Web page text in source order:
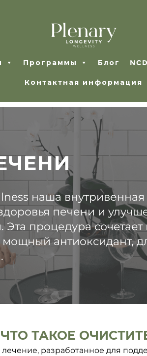
Программы Блог
Контактная информация
наша
печени и
процедура
антиоксидант,
ЧТО ТАКОЕ
лечение, разработанное для